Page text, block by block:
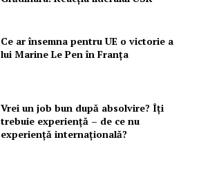
Ce ar însemna pentru UE o victorie a
lui Marine Le Pen în Franța
Vrei un job bun după absolvire? Îți
trebuie experiență – de ce nu
experiență internațională?